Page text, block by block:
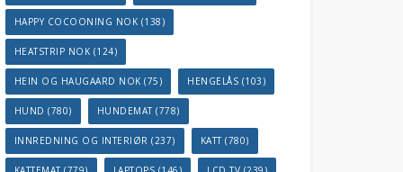
HAPPY COCOONING NOK (138)
HEATSTRIP NOK (124)
HEIN OG HAUGAARD NOK (75) HENGELÅS (103)
HUND (780) HUNDEMAT(778)
INNREDNING OG INTERIØR (237) KATT(780)